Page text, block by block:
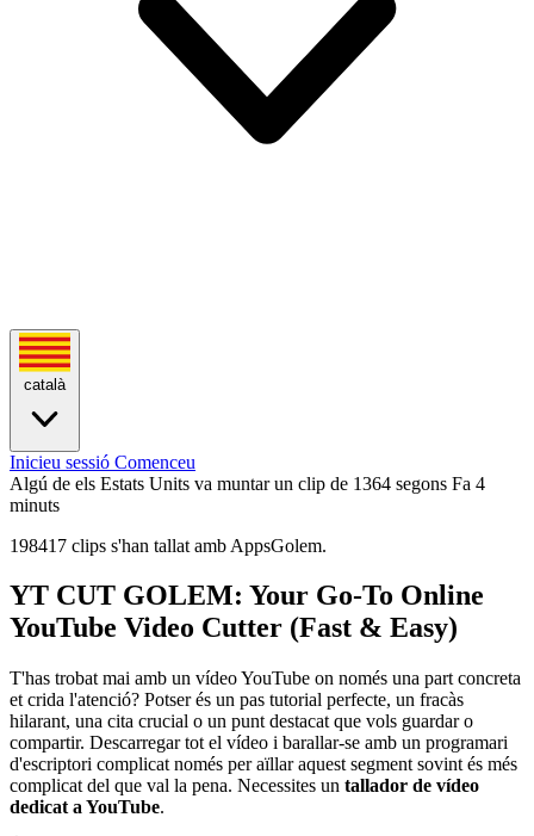
català
Inicieu sessió Comenceu
Algú de els Estats Units va muntar un clip de 1364 segons Fa 4
minuts
198417 clips s'han tallat amb AppsGolem.
YT CUT GOLEM: Your Go-To Online
YouTube Video Cutter (Fast & Easy)
T'has trobat mai amb un vídeo YouTube on només una part concreta
et crida l'atenció? Potser és un pas tutorial perfecte, un fracàs
hilarant, una cita crucial o un punt destacat que vols guardar o
compartir. Descarregar tot el vídeo i barallar-se amb un programari
d'escriptori complicat només per aïllar aquest segment sovint és més
complicat del que val la pena. Necessites un tallador de vídeo
dedicat a YouTube.